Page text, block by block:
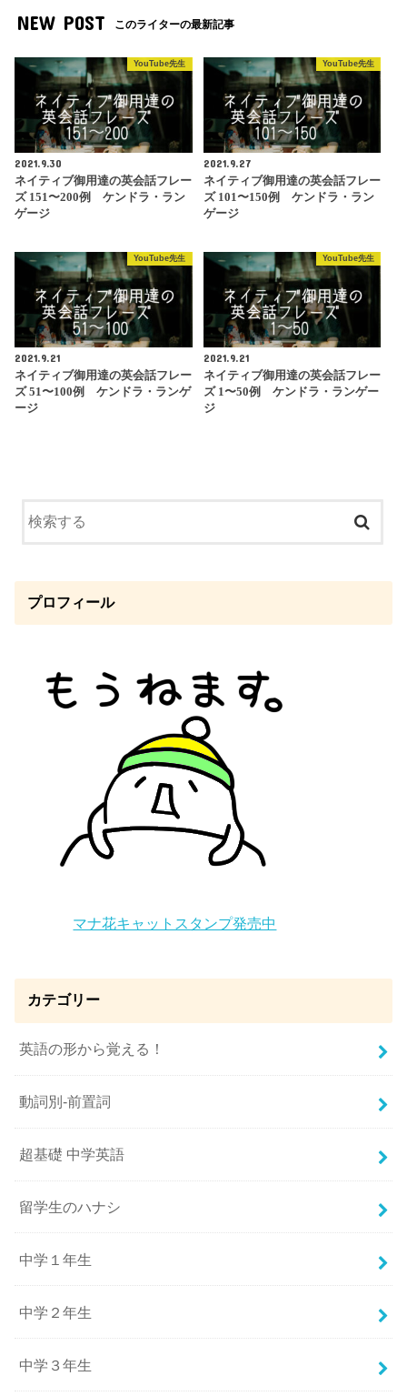
NEW POST このライターの最新記事
YouTube先生
2021.9.30
ネイティブ御用達の英会話フレー
ズ 151〜200例 ケンドラ・ラン
ゲージ
YouTube先生
2021.9.27
ネイティブ御用達の英会話フレー
ズ 101〜150例 ケンドラ・ラン
ゲージ
YouTube先生
2021.9.21
ネイティブ御用達の英会話フレー
ズ 51〜100例 ケンドラ・ランゲ
ージ
YouTube先生
2021.9.21
ネイティブ御用達の英会話フレー
ズ 1〜50例 ケンドラ・ランゲー
ジ
プロフィール
マナ花キャットスタンプ発売中
カテゴリー
英語の形から覚える！
動詞別-前置詞
超基礎 中学英語
留学生のハナシ
中学１年生
中学２年生
中学３年生